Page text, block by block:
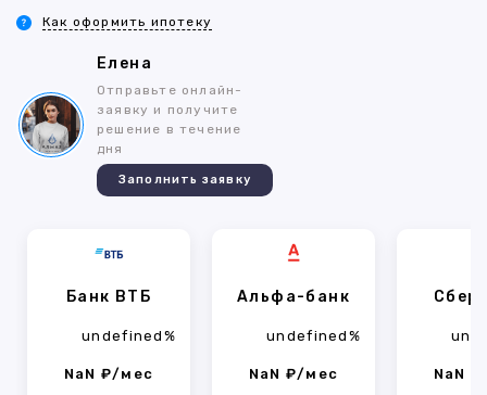
Как оформить ипотеку
Елена
Отправьте онлайн-
заявку и получите
решение в течение
дня
Заполнить заявку
Банк ВТБ
undefined%
NaN ₽/мес
Альфа-банк
undefined%
NaN ₽/мес NaN